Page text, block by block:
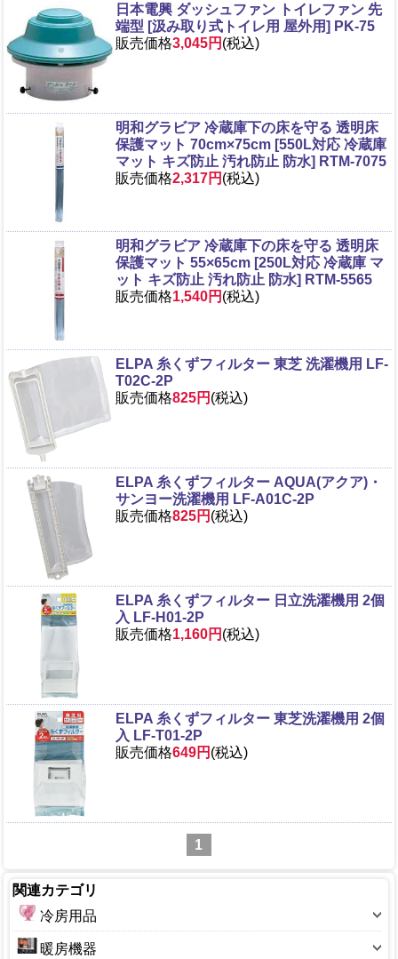
日本電興 ダッシュファン トイレファン 先
端型 [汲み取り式トイレ用 屋外用] PK-75
販売価格3,045円 (税込)
明和グラビア 冷蔵庫下の床を守る 透明床
保護マット 70cm×75cm [550L対応 冷蔵庫
マット キズ防止 汚れ防止 防水] RTM-7075
販売価格2,317円 (税込)
明和グラビア 冷蔵庫下の床を守る 透明床
保護マット 55×65cm [250L対応 冷蔵庫 マ
ット キズ防止 汚れ防止 防水] RTM-5565
販売価格1,540円 (税込)
ELPA 糸くずフィルター 東芝 洗濯機用 LF-
T02C-2P
販売価格825円 (税込)
ELPA 糸くずフィルター AQUA(アクア)・
サンヨー洗濯機用 LF-A01C-2P
販売価格825円 (税込)
ELPA 糸くずフィルター 日立洗濯機用 2個
入 LF-H01-2P
販売価格1,160円 (税込)
ELPA 糸くずフィルター 東芝洗濯機用 2個
入 LF-T01-2P
販売価格649円 (税込)
1
関連カテゴリ
冷房用品
扇風機暖房機器